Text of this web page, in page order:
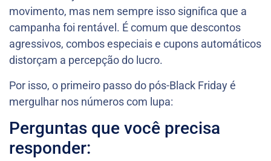
movimento, mas nem sempre isso significa que a
campanha foi rentável. É comum que descontos
agressivos, combos especiais e cupons automáticos
distorçam a percepção do lucro.
Por isso, o primeiro passo do pós-Black Friday é
mergulhar nos números com lupa:
Perguntas que você precisa
responder: